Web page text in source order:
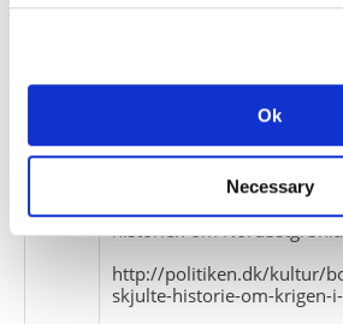
Ok
Necessary
Slædepatrulje med Eli
og Marius Jensen som
befinder sig i
(Tyskland). Kopierne af
klausuleret iht. aftalen
Kontakt venligst Arktisk
brugen af materialet til
formål.
Nedenunder findes et link
historien om
http://politiken.dk/kultur/
skjulte-historie-om-krigen-